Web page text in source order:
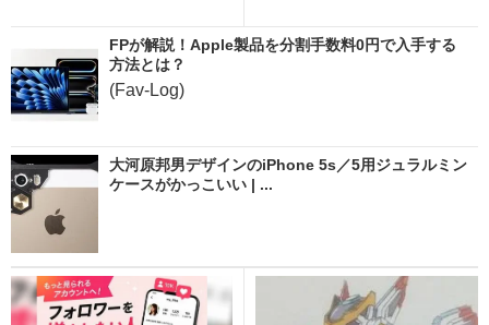
FPが解説！Apple製品を分割手数料0円で入手する
方法とは？
(Fav-Log)
大河原邦男デザインのiPhone 5s／5用ジュラルミン
ケースがかっこいい | ...